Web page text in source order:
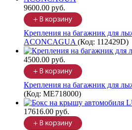
9600.00 руб.
Крепления на багажник для
ACONCAGUA (Код: 112429D)
4500.00 руб.
Крепления на багажник для
(Код: ME718000)
17616.00 руб.